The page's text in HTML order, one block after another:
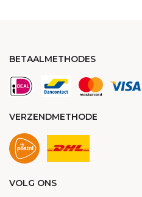
BETAALMETHODES
VERZENDMETHODE
VOLG ONS